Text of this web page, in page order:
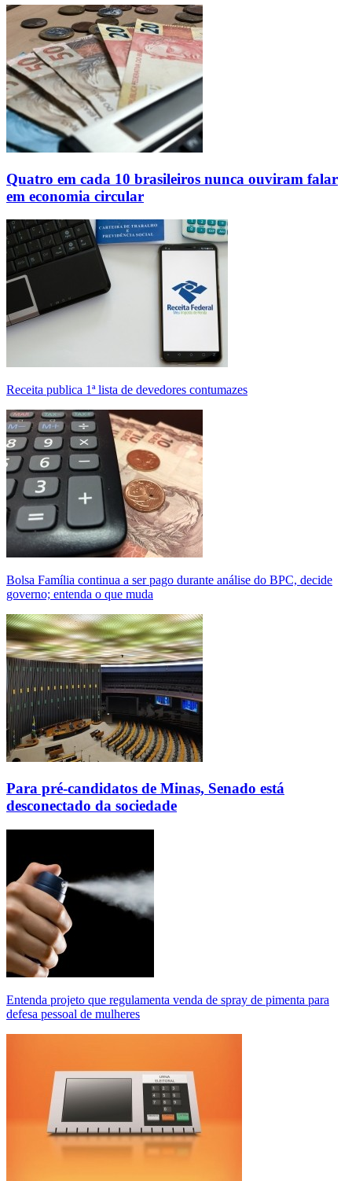
Quatro em cada 10 brasileiros nunca ouviram falar
em economia circular
Receita publica 1ª lista de devedores contumazes
Bolsa Família continua a ser pago durante análise do BPC, decide
governo; entenda o que muda
Para pré-candidatos de Minas, Senado está
desconectado da sociedade
Entenda projeto que regulamenta venda de spray de pimenta para
defesa pessoal de mulheres